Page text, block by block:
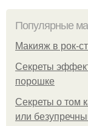
Популярные
Макияж в рок-
Секреты
порошке
Секреты о том
или